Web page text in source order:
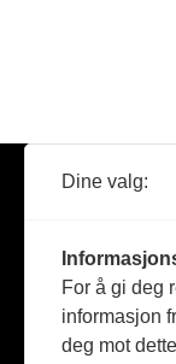
Dine valg:
For å gi deg
informasjon
deg mot